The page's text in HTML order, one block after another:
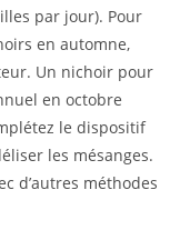
par jour). Pour
en automne,
Un nichoir pour
en octobre
le dispositif
les mésanges.
d’autres méthodes